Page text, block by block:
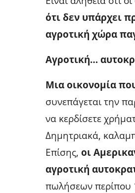
ότι δεν υπάρχει
αγροτική χώρα
Αγροτική…
Μια οικονομία
συνεπάγεται την
να κερδίσετε
Δημητριακά,
Επίσης, οι
αγροτική
πωλήσεων περίπου